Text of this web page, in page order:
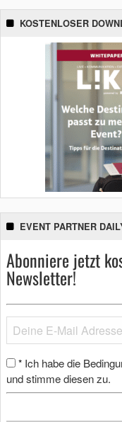
KOSTENLOSER
EVENT PARTNER
Abonniere jetzt
Newsletter!
* Ich habe die
und stimme diesen zu.